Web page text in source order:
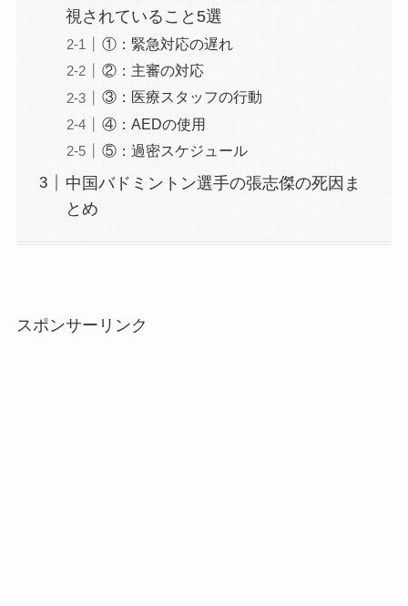
視されていること5選
①：緊急対応の遅れ
②：主審の対応
③：医療スタッフの行動
④：AEDの使用
⑤：過密スケジュール
中国バドミントン選手の張志傑の死因ま
とめ
スポンサーリンク